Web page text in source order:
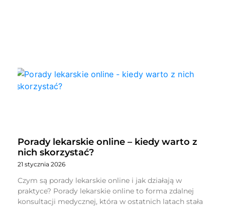
Porady lekarskie online – kiedy warto z
nich skorzystać?
21 stycznia 2026
Czym są porady lekarskie online i jak działają w
praktyce? Porady lekarskie online to forma zdalnej
konsultacji medycznej, która w ostatnich latach stała